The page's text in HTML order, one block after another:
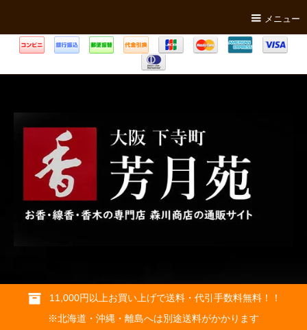
メニュー
11,000円以上お買い上げで送料・代引手数料無料！！
※北海道・沖縄・離島へは別途送料がかかります